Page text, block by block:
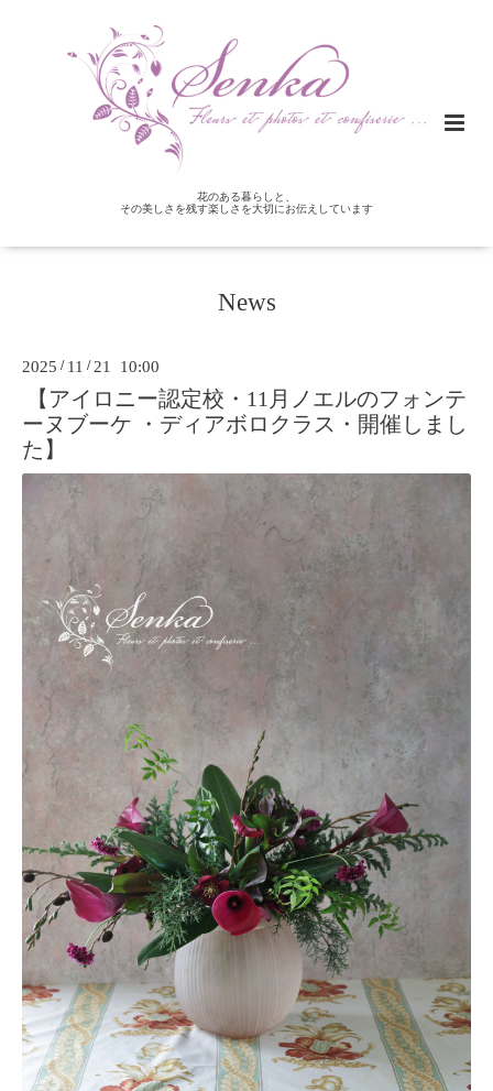
花のある暮らしと、
その美しさを残す楽しさを大切にお伝えしています
News
2025 / 11 /21 10:00
【アイロニー認定校・11月ノエルのフォンテ
ーヌブーケ ・ディアボロクラス・開催しまし
た】